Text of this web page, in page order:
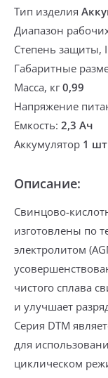
Тип изделия
Диапазон
Степень защиты,
Габаритные
Масса, кг0,99
Напряжение
Емкость: 2,3 Ач
Аккумулятор 1 шт
Описание:
Свинцово-
изготовлены по
электролитом
чистого сплава
и улучшает
Серия DTM
для
циклическом